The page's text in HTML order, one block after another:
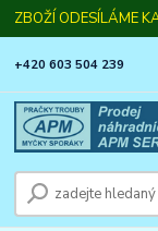
ZBOŽÍ ODESÍLÁME
+420 603 504 239